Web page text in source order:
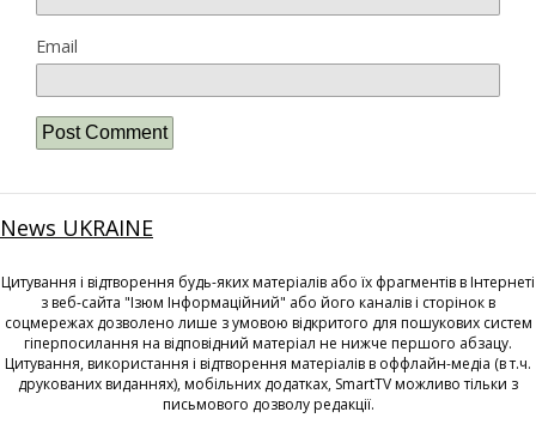
Email
News UKRAINE
Цитування і відтворення будь-яких матеріалів або їх фрагментів в Інтернеті
з веб-сайта "Ізюм Інформаційний" або його каналів і сторінок в
соцмережах дозволено лише з умовою відкритого для пошукових систем
гіперпосилання на відповідний матеріал не нижче першого абзацу.
Цитування, використання і відтворення матеріалів в оффлайн-медіа (в т.ч.
друкованих виданнях), мобільних додатках, SmartTV можливо тільки з
письмового дозволу редакції.